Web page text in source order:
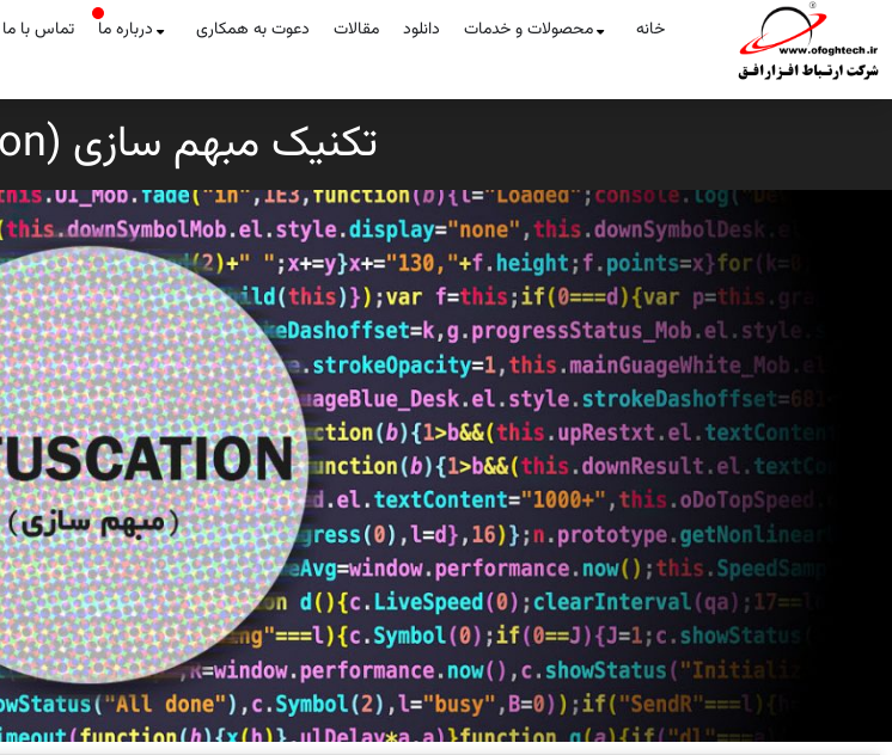
خانه محصولات و خدمات دانلود مقالات دعوت به همکاری درباره ما تماس با ما
تکنیک مبهم سازی (obfuscation)